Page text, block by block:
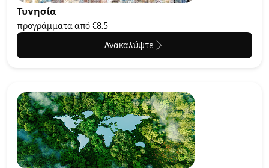
Τυνησία
προγράμματα από €8.5
Ανακαλύψτε